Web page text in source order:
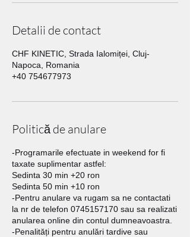
Detalii de contact
CHF KINETIC, Strada Ialomiței, Cluj-
Napoca, Romania
+40 754677973
Politică de anulare
-Programarile efectuate in weekend for fi
taxate suplimentar astfel:
Sedinta 30 min +20 ron
Sedinta 50 min +10 ron
-Pentru anulare va rugam sa ne contactati
la nr de telefon 0745157170 sau sa realizati
anularea online din contul dumneavoastra.
-Penalități pentru anulări tardive sau